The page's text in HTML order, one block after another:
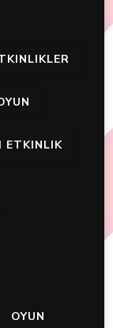
ETKINLIK
OYUN